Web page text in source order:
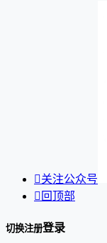
关注公众号
 回顶部
切换注册登录